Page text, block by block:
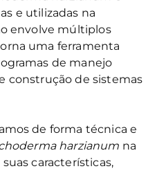
e utilizadas na
envolve múltiplos
uma ferramenta
de manejo
construção de sistemas
de forma técnica e
harzianum na
características,